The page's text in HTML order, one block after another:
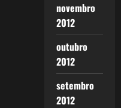
novembro
2012
outubro
2012
setembro
2012